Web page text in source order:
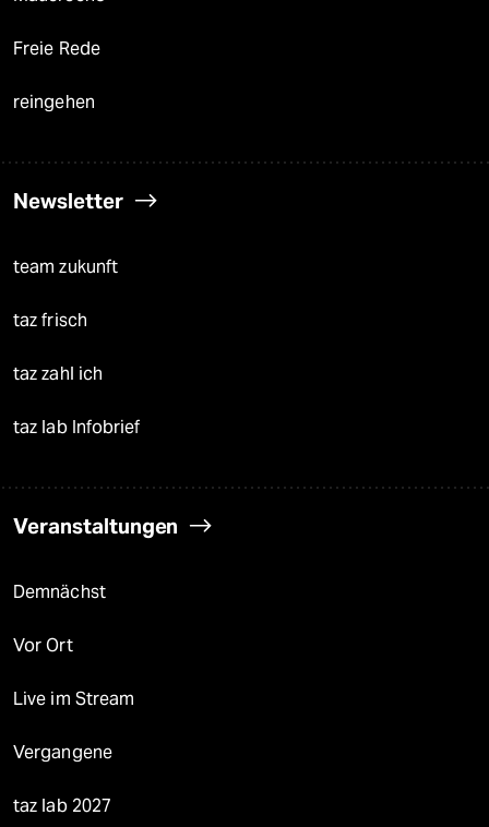
Freie Rede
reingehen
Newsletter
team zukunft
taz frisch
taz zahl ich
taz lab Infobrief
Veranstaltungen
Demnächst
Vor Ort
Live im Stream
Vergangene
taz lab 2027